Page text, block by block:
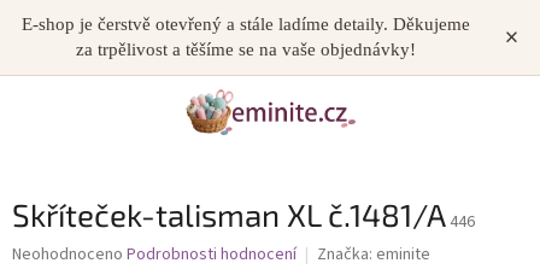
E-shop je čerstvě otevřený a stále ladíme detaily. Děkujeme
za trpělivost a těšíme se na vaše objednávky!
×
Skříteček-talisman XL č.1481/A 446
Průměrné
Neohodnoceno Podrobnosti hodnocení Značka: eminite